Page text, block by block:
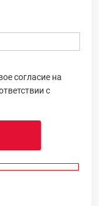
согласие на
с